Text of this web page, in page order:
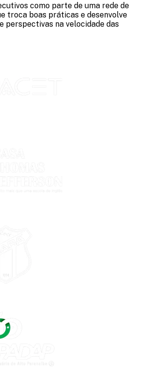
como parte de uma rede de
troca boas práticas e desenvolve
perspectivas na velocidade das